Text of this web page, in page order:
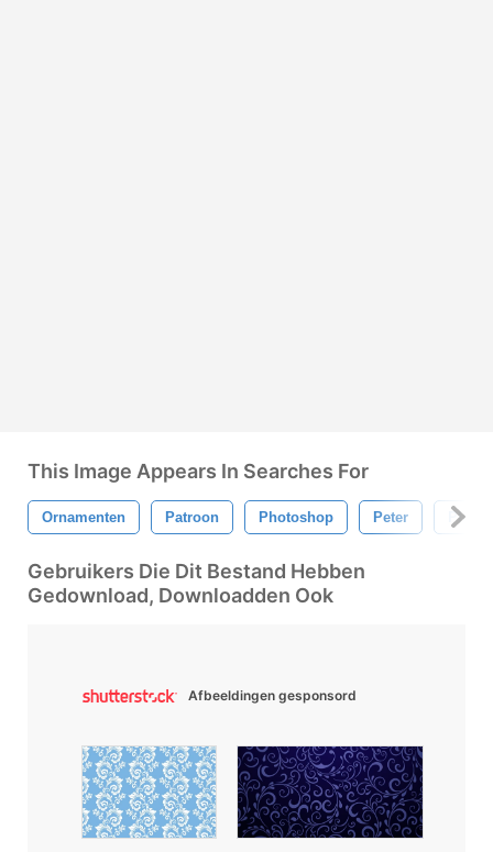
This Image Appears In Searches For
Ornamenten Patroon Photoshop Peter Plastic
Gebruikers Die Dit Bestand Hebben
Gedownload, Downloadden Ook
Afbeeldingen gesponsord